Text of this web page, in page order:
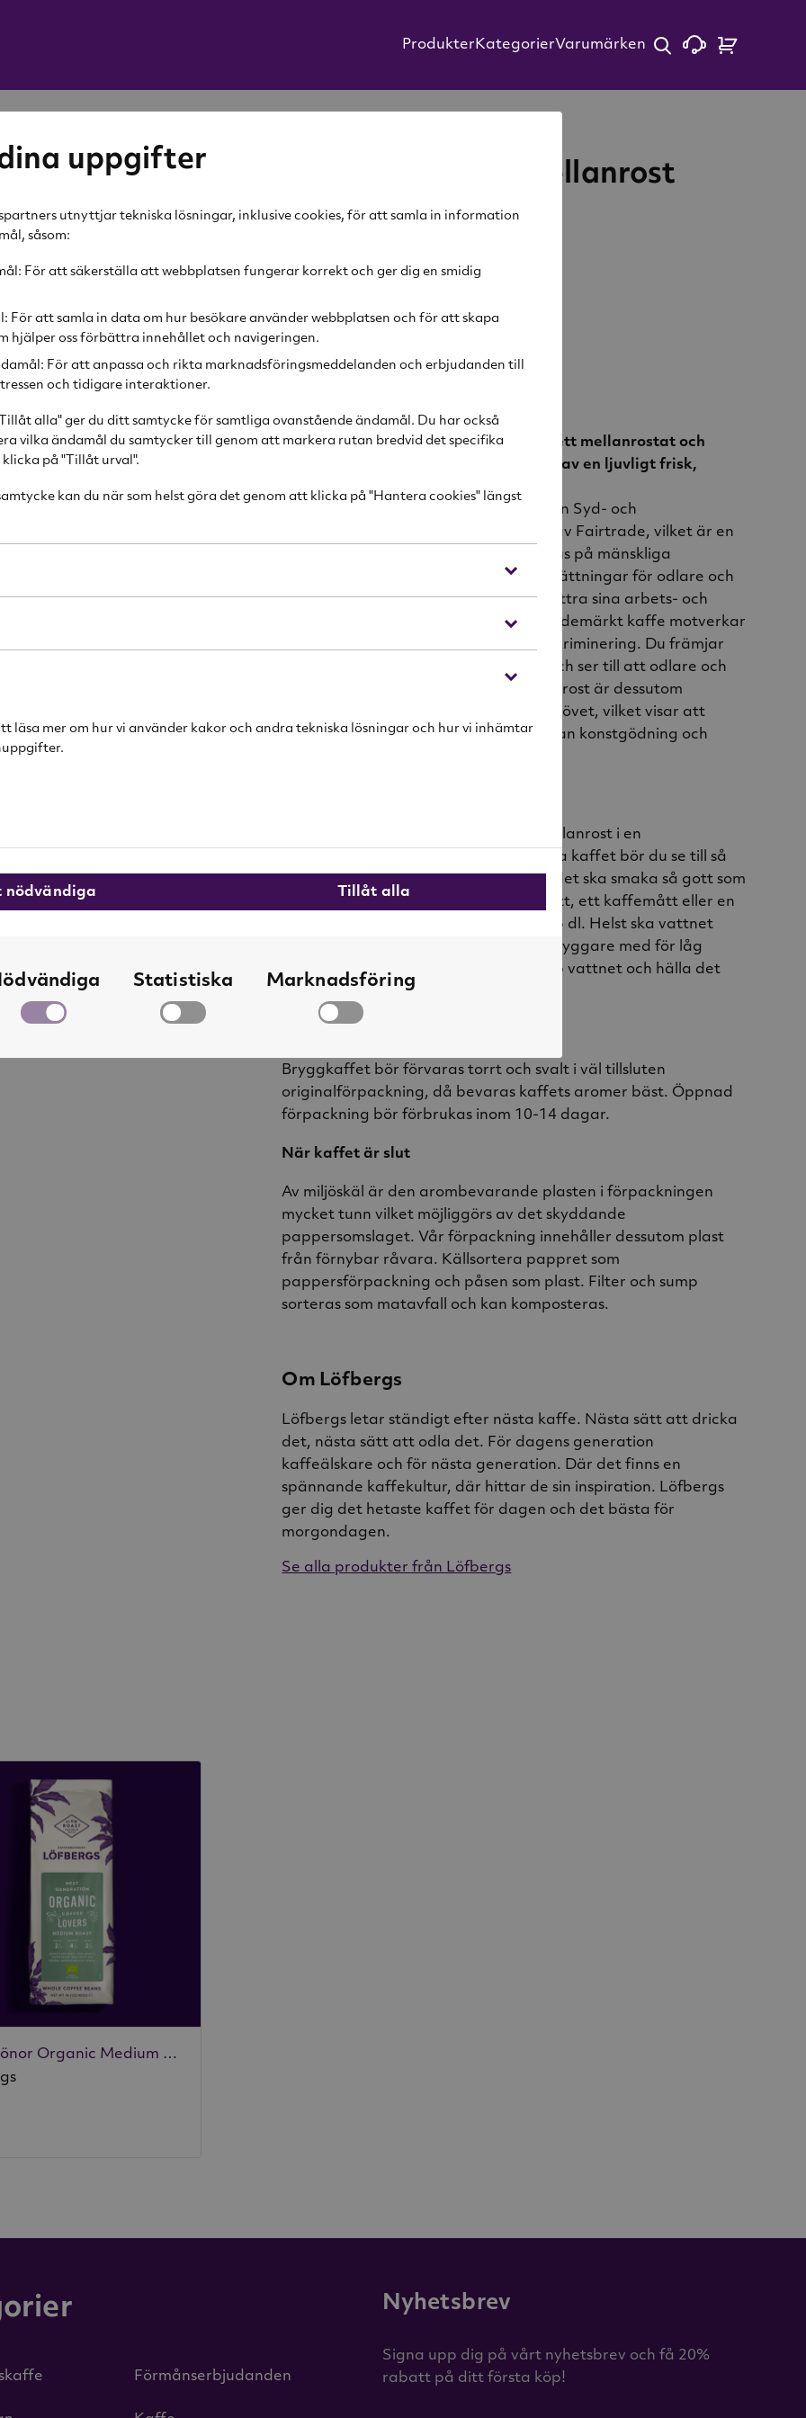
uppgifter
utnyttjar tekniska lösningar, inklusive cookies, för att samla in information
såsom:
För att säkerställa att webbplatsen fungerar korrekt och ger dig en smidig
För att samla in data om hur besökare använder webbplatsen och för att skapa
hjälper oss förbättra innehållet och navigeringen.
För att anpassa och rikta marknadsföringsmeddelanden och erbjudanden till
och tidigare interaktioner.
alla" ger du ditt samtycke för samtliga ovanstående ändamål. Du har också
vilka ändamål du samtycker till genom att markera rutan bredvid det specifika
på "Tillåt urval".
kan du när som helst göra det genom att klicka på "Hantera cookies" längst
läsa mer om hur vi använder kakor och andra tekniska lösningar och hur vi inhämtar
nödvändiga Tillåt alla
Statistiska Marknadsföring
Produkter KategorierVarumärken
Bryggkaffe Fair Mellanrost
450g
Produktbeskrivning
Löfbergs bryggkaffe Fair mellanrost ett mellanrostat och
välbalanserat bryggkaffe med inslag av en ljuvligt frisk,
tropisk fruktighet.
Bryggkaffet är 100% Arabicakaffe från Syd- och
Centralamerika. Kaffet är certifierat av Fairtrade, vilket är en
oberoende produktmärkning med fokus på mänskliga
rättigheter. Märkningen skapar förutsättningar för odlare och
anställda i utvecklingsländer att förbättra sina arbets- och
levnadsvillkor. Genom att köpa Fairtrademärkt kaffe motverkar
du barnarbete, miljöförstöring och diskriminering. Du främjar
organisationsrätten och demokratin och ser till att odlare och
arbetare får bättre betalt. Fair mellanrost är dessutom
ekologiskt odlat kaffe, märkt med EU-lövet, vilket visar att
kaffebönorna fått växa och mogna utan konstgödning och
Vi rekommenderar att tillreda Fair mellanrost i en
kaffebryggare. Innan du börjar brygga kaffet bör du se till så
att bryggutrustningen är ren. För att det ska smaka så gott som
möjligt är det viktigt att du doserar rätt, ett kaffemått eller en
rågad matsked per kopp, 6-8 g per 1,5 dl. Helst ska vattnet
vara mellan 92- 96°C. Om du har en bryggare med för låg
temperatur är det bättre att koka upp vattnet och hälla det
över kaffet i filterhållaren.
Bryggkaffet bör förvaras torrt och svalt i väl tillsluten
originalförpackning, då bevaras kaffets aromer bäst. Öppnad
förpackning bör förbrukas inom 10-14 dagar.
När kaffet är slut
Av miljöskäl är den arombevarande plasten i förpackningen
mycket tunn vilket möjliggörs av det skyddande
pappersomslaget. Vår förpackning innehåller dessutom plast
från förnybar råvara. Källsortera pappret som
pappersförpackning och påsen som plast. Filter och sump
sorteras som matavfall och kan komposteras.
Om Löfbergs
Löfbergs letar ständigt efter nästa kaffe. Nästa sätt att dricka
det, nästa sätt att odla det. För dagens generation
kaffeälskare och för nästa generation. Där det finns en
spännande kaffekultur, där hittar de sin inspiration. Löfbergs
ger dig det hetaste kaffet för dagen och det bästa för
morgondagen.
Se alla produkter från Löfbergs
Hela bönor Organic Medium 400g
Förmånserbjudanden
Nyhetsbrev
Signa upp dig på vårt nyhetsbrev och få 20%
rabatt på ditt första köp!